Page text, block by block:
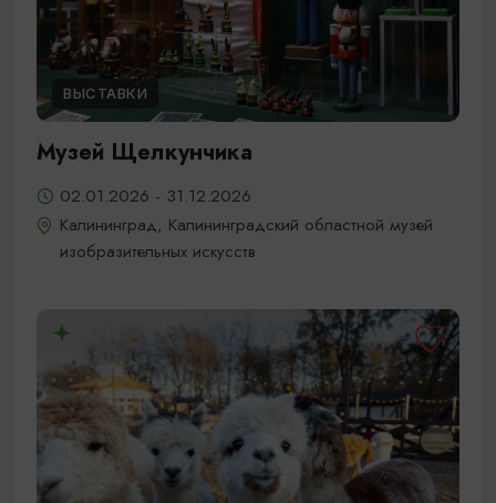
ВЫСТАВКИ
Музей Щелкунчика
02.01.2026 - 31.12.2026
Калининград, Калининградский областной музей
изобразительных искусств